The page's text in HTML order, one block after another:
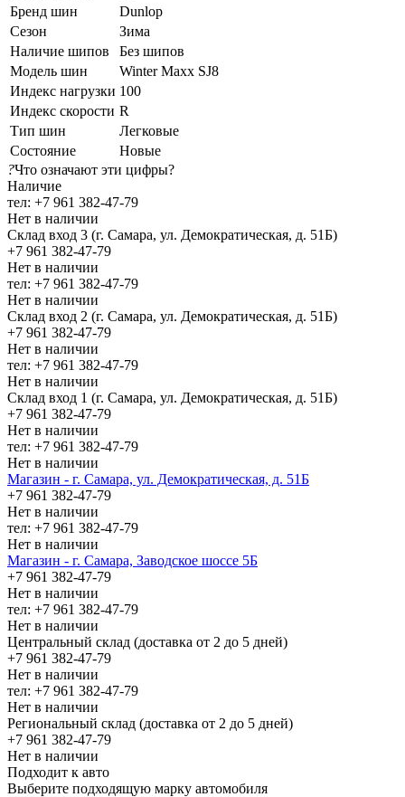
Бренд шин
Dunlop
Сезон
Зима
Наличие шипов
Без шипов
Модель шин
Winter Maxx SJ8
Индекс нагрузки 100
Индекс скорости R
Тип шин
Легковые
Состояние
Новые
?Что означают эти цифры?
Наличие
тел: +7 961 382-47-79
Нет в наличии
Склад вход 3 (г. Самара, ул. Демократическая, д. 51Б)
+7 961 382-47-79
Нет в наличии
тел: +7 961 382-47-79
Нет в наличии
Склад вход 2 (г. Самара, ул. Демократическая, д. 51Б)
+7 961 382-47-79
Нет в наличии
тел: +7 961 382-47-79
Нет в наличии
Склад вход 1 (г. Самара, ул. Демократическая, д. 51Б)
+7 961 382-47-79
Нет в наличии
тел: +7 961 382-47-79
Нет в наличии
Магазин - г. Самара, ул. Демократическая, д. 51Б
+7 961 382-47-79
Нет в наличии
тел: +7 961 382-47-79
Нет в наличии
Магазин - г. Самара, Заводское шоссе 5Б
+7 961 382-47-79
Нет в наличии
тел: +7 961 382-47-79
Нет в наличии
Центральный склад (доставка от 2 до 5 дней)
+7 961 382-47-79
Нет в наличии
тел: +7 961 382-47-79
Нет в наличии
Региональный склад (доставка от 2 до 5 дней)
+7 961 382-47-79
Нет в наличии
Подходит к авто
Выберите подходящую марку автомобиля